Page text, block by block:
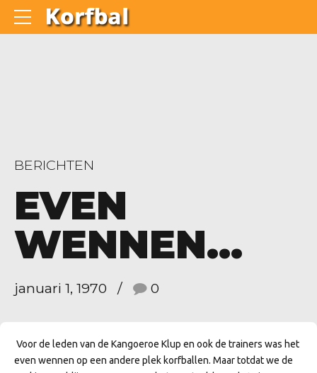
BERICHTEN
EVEN
WENNEN…
januari 1, 1970 0
Voor de leden van de Kangoeroe Klup en ook de trainers was het
even wennen op een andere plek korfballen. Maar totdat we de